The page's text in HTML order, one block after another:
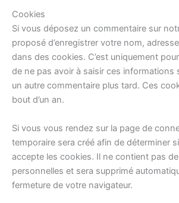
Cookies
Si vous déposez un commentaire sur
proposé d’enregistrer votre nom,
dans des cookies. C’est uniquement
de ne pas avoir à saisir ces informations
un autre commentaire plus tard. Ces
bout d’un an.
Si vous vous rendez sur la page de
temporaire sera créé afin de déterminer
accepte les cookies. Il ne contient pas
personnelles et sera supprimé
fermeture de votre navigateur.